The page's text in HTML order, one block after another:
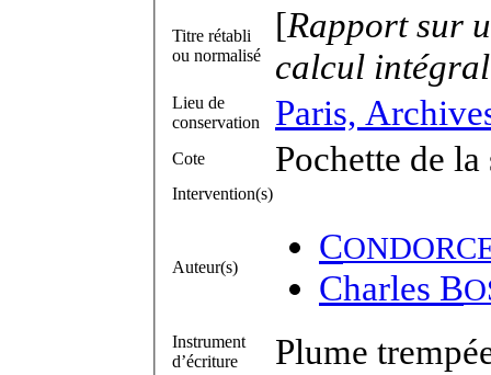
Titre rétabli
ou normalisé
[Rapport sur
calcul intégral
Lieu de
conservation
Paris,
Cote Pochette de
Intervention(s)
Auteur(s)
C
Charles B
Instrument
d’écriture
Plume